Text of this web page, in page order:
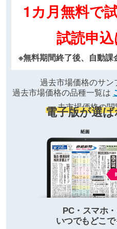
1カ月無料で
試読申
※無料期間終了後、自動
過去市場価格のサン
過去市場価格の品種一覧は
去市場価格の
電子版が選
PC・スマホ
いつでもどこ